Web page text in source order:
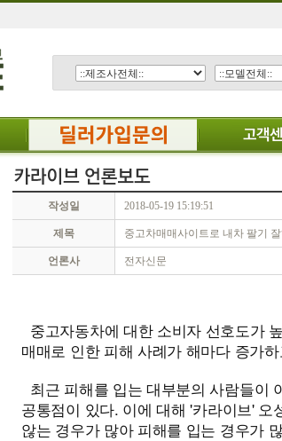
작성일 2018-05-19 15:19:51
제목 중고차매매사이트로 내차 팔기
언론사 전자신문
중고자동차에 대한 소비자 선호도가
매매로 인한 피해 사례가 해마다 증가
최근 피해를 입는 대부분의 사람들이
공통점이 있다. 이에 대해 '카라이브'
않는 경우가 많아 피해를 입는 경우가